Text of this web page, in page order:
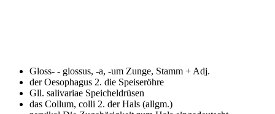
Gloss- - glossus, -a, -um Zunge, Stamm + Adj.
der Oesophagus 2. die Speiseröhre
Gll. salivariae Speicheldrüsen
das Collum, colli 2. der Hals (allgm.)